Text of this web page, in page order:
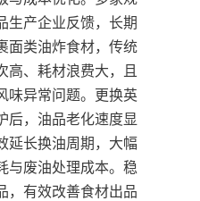
生产企业反馈，长期
面类油炸食材，传统
高、耗材浪费大，且
味异常问题。更换英
后，油品老化速度显
延长换油周期，大幅
与废油处理成本。稳
，有效改善食材出品